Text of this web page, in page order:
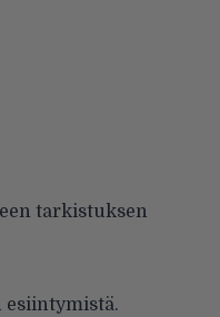
tarkistuksen
esiintymistä.